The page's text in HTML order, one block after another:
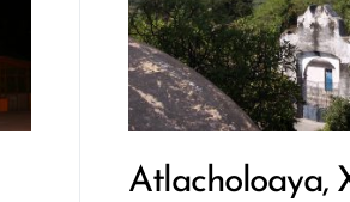
Atlacholoaya,